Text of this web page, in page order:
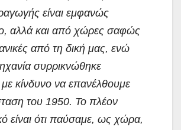
είναι εμφανώς
αλλά και από χώρες σαφώς
από τη δική μας, ενώ
συρρικνώθηκε
με κίνδυνο να επανέλθουμε
του 1950. Το πλέον
είναι ότι παύσαμε, ως χώρα,